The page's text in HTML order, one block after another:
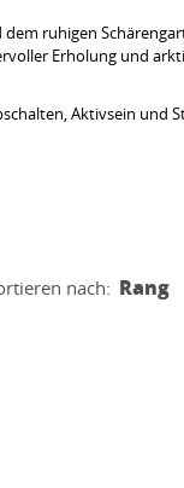
ruhigen
Erholung und
Aktivsein und
nach: Rang